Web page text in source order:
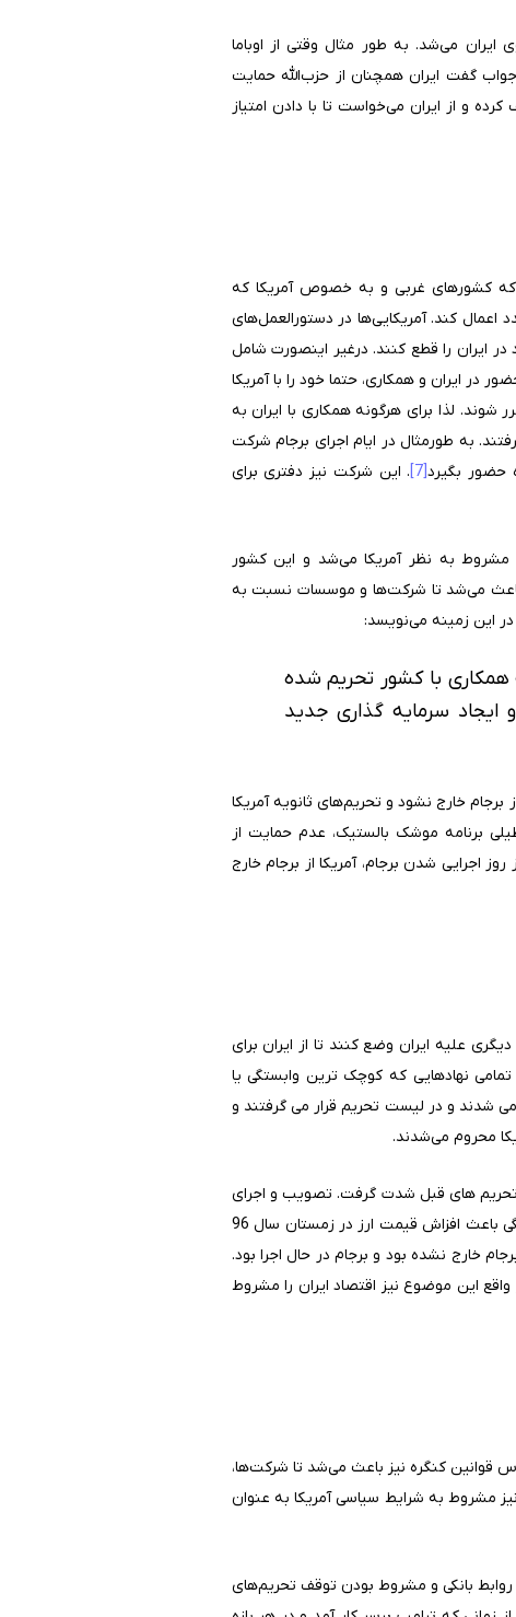
می‌شد. به طور مثال وقتی از اوباما
جواب گفت ایران همچنان از حزب‌الله حمایت
و از ایران می‌خواست تا با دادن امتیاز
که کشورهای غربی و به خصوص آمریکا که
کند. آمریکایی‌ها در دستورالعمل‌های
ایران را قطع کنند. درغیر اینصورت شامل
ایران و همکاری، حتما خود را با آمریکا
لذا برای هرگونه همکاری با ایران به
به طورمثال در ایام اجرای برجام شرکت
حضور بگیرد[7]
. این شرکت نیز دفتری برای
مشروط به نظر آمریکا می‌شد و این کشور
باعث می‌شد تا شرکت‌ها و موسسات نسبت به
در این زمینه می‌نویسد:
با کشور تحریم شده
منجر به درآمد 100-150 میلیارد دلاری و ایجاد سرمایه گذاری جدید
برجام خارج نشود و تحریم‌های ثانویه آمریکا
تعطیلی برنامه موشک بالستیک، عدم حمایت از
و تقریبا با گذشت ۲ سال و نیم از روز اجرایی شدن برجام، آمریکا از برجام خارج
علیه ایران وضع کنند تا از ایران برای
تمامی نهادهایی که کوچک ترین وابستگی یا
13224 (مربوط به گروه های تروریستی) می شدند و در لیست تحریم قرار می گرفتند و
محروم می‌شدند.
آثاری مشابه با تحریم های قبل شدت گرفت. تصویب و اجرای
قانون کاتسا باعث شد تا روابط محدود بانکی شکل گرفته با ایران محدودتر شود، این موضوع در کنار افزایش نقدینگی باعث افزاش قیمت ارز در زمستان سال 96
هنوز از برجام خارج نشده بود و برجام در حال اجرا بود.
این موضوع نیز اقتصاد ایران را مشروط
نیاز به تمدید توقف تحریم‌های آمریکا در بازه‌های زمانی 120 یا 180 روزه براساس قوانین کنگره نیز باعث می‌شد تا شرکت‌ها،
نیز مشروط به شرایط سیاسی آمریکا به عنوان
روابط بانکی و مشروط بودن توقف تحریم‌های